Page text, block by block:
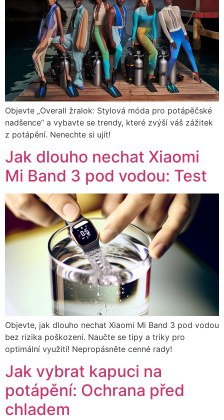
Objevte „Overall žralok: Stylová móda pro potápěčské
nadšence“ a vybavte se trendy, které zvýší váš zážitek
z potápění. Nenechte si ujít!
Jak dlouho nechat Xiaomi
Mi Band 3 pod vodou: Test
Objevte, jak dlouho nechat Xiaomi Mi Band 3 pod vodou
bez rizika poškození. Naučte se tipy a triky pro
optimální využití! Nepropásněte cenné rady!
Jak vybrat kapuci na
potápění: Ochrana před
chladem